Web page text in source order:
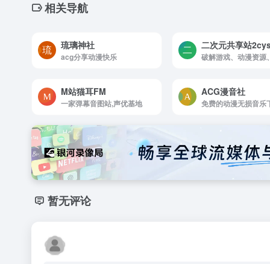
相关导航
琉璃神社
acg分享动漫快乐
二次元共享站
M站猫耳FM
一家弹幕音图站,声优基地
ACG漫音社
暂无评论